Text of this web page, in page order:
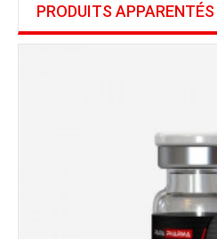
PRODUITS APPARENTÉS